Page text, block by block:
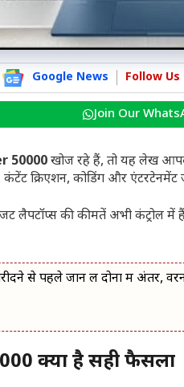
Google News Follow Us
Join Our
50000खोज रहे हैं, तो यह लेख
क्रिएशन, कोडिंग और एंटरटेनमेंट
लैपटॉप्स की कीमतें अभी
से पहले जान लें दोनों में अंतर,
क्यों है सही फैसला